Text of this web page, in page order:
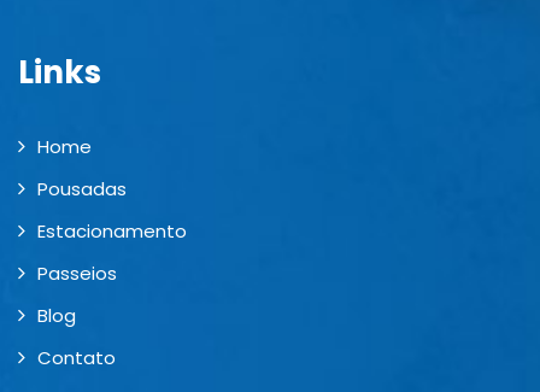
Links
Home
Pousadas
Estacionamento
Passeios
Blog
Contato